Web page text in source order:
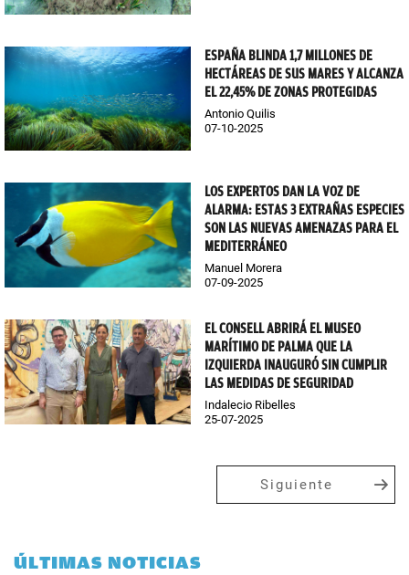
ESPAÑA BLINDA 1,7 MILLONES DE
HECTÁREAS DE SUS MARES Y ALCANZA
EL 22,45% DE ZONAS PROTEGIDAS
Antonio Quilis
07-10-2025
LOS EXPERTOS DAN LA VOZ DE
ALARMA: ESTAS 3 EXTRAÑAS ESPECIES
SON LAS NUEVAS AMENAZAS PARA EL
MEDITERRÁNEO
Manuel Morera
07-09-2025
EL CONSELL ABRIRÁ EL MUSEO
MARÍTIMO DE PALMA QUE LA
IZQUIERDA INAUGURÓ SIN CUMPLIR
LAS MEDIDAS DE SEGURIDAD
Indalecio Ribelles
25-07-2025
Siguiente
ÚLTIMAS NOTICIAS